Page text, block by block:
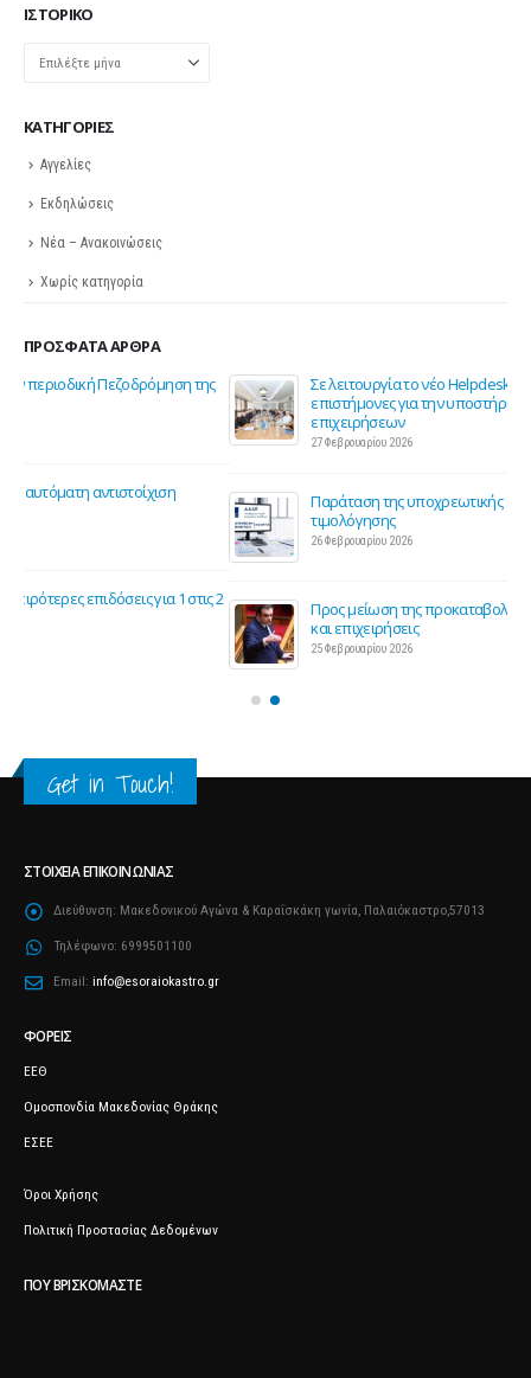
ΙΣΤΟΡΙΚΌ
Ιστορικό
KΑΤΗΓΟΡΊΕΣ
Αγγελίες
Εκδηλώσεις
Νέα – Ανακοινώσεις
Χωρίς κατηγορία
ΠΡΌΣΦΑΤΑ ΆΡΘΡΑ
Σε λειτουργία το νέο Helpdesk της ΕΣΕΕ με κορυφαίους
επιστήμονες για την υποστήριξη των εμπορικών
Παράταση της υποχρεωτικής έναρξης της ηλεκτρονικής
Προς μείωση της προκαταβολής φόρου για επαγγελματίες
Get in Touch!
ΣΤΟΙΧΕΊΑ ΕΠΙΚΟΙΝΩΝΊΑΣ
Διεύθυνση: Μακεδονικού Αγώνα & Καραΐσκάκη γωνία, Παλαιόκαστρο,57013
Τηλέφωνο: 6999501100
Email: info@esoraiokastro.gr
ΦΟΡΕΊΣ
ΕΕΘ
Ομοσπονδία Μακεδονίας Θράκης
ΕΣΕΕ
Όροι Χρήσης
Πολιτική Προστασίας Δεδομένων
ΠΟΥ ΒΡΙΣΚΌΜΑΣΤΕ